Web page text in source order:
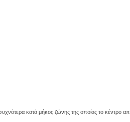
κατά μήκος ζώνης της οποίας το κέντρο